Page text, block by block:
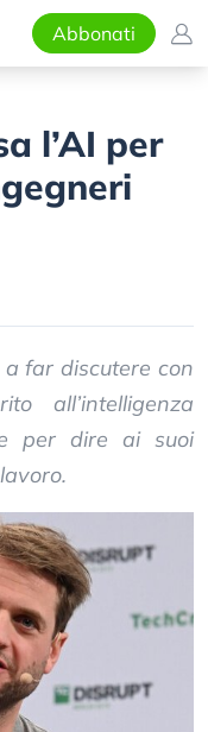
Abbonati
l’AI per
far discutere con
all’intelligenza
per dire ai suoi